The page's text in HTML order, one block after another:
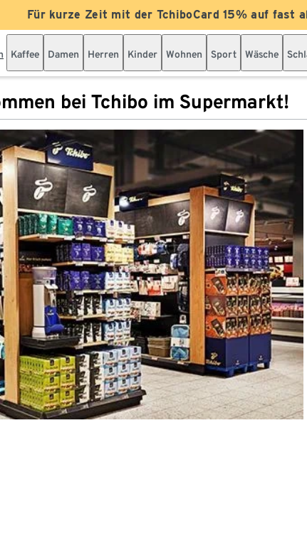
Für kurze Zeit mit der TchiboCard 15% auf fast
Kaffee Damen Herren Kinder Wohnen Sport Wäsche
bei Tchibo im Supermarkt!